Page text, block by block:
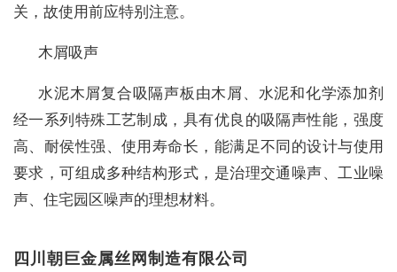
关，故使用前应特别注意。
木屑吸声
水泥木屑复合吸隔声板由木屑、水泥和化学添加剂
经一系列特殊工艺制成，具有优良的吸隔声性能，强度
高、耐侯性强、使用寿命长，能满足不同的设计与使用
要求，可组成多种结构形式，是治理交通噪声、工业噪
声、住宅园区噪声的理想材料。
四川朝巨金属丝网制造有限公司